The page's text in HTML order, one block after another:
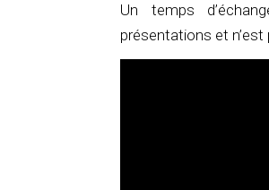
Un temps
présentations et n’est